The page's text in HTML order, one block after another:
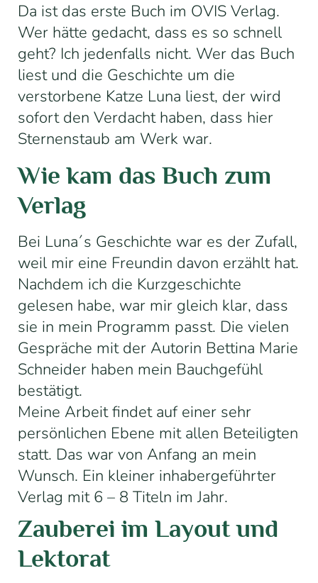
Da ist das erste Buch im OVIS Verlag.
Wer hätte gedacht, dass es so schnell
geht? Ich jedenfalls nicht. Wer das Buch
liest und die Geschichte um die
verstorbene Katze Luna liest, der wird
sofort den Verdacht haben, dass hier
Sternenstaub am Werk war.
Wie kam das Buch zum
Verlag
Bei Luna´s Geschichte war es der Zufall,
weil mir eine Freundin davon erzählt hat.
Nachdem ich die Kurzgeschichte
gelesen habe, war mir gleich klar, dass
sie in mein Programm passt. Die vielen
Gespräche mit der Autorin Bettina Marie
Schneider haben mein Bauchgefühl
bestätigt.
Meine Arbeit findet auf einer sehr
persönlichen Ebene mit allen Beteiligten
statt. Das war von Anfang an mein
Wunsch. Ein kleiner inhabergeführter
Verlag mit 6 – 8 Titeln im Jahr.
Zauberei im Layout und
Lektorat